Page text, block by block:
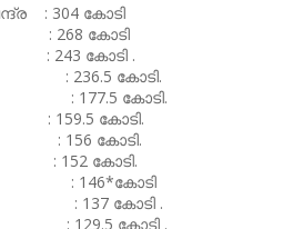
: 304 കോടി
: 268 കോടി
: 243 കോടി .
കോടി.
കോടി.
കോടി.
കോടി.
കോടി.
: 146*കോടി
കോടി .
കോടി .